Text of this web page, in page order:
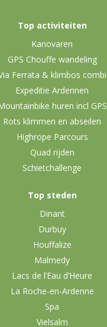
Top activiteiten
Kanovaren
GPS Chouffe wandeling
Ferrata & klimbos combi
Expeditie Ardennen
huren incl GPS
Rots klimmen en abseilen
Highrope Parcours
Quad rijden
Schietchallenge
Top steden
Dinant
Durbuy
Houffalize
Malmedy
Lacs de l’Eau d’Heure
La Roche-en-Ardenne
Spa
Vielsalm